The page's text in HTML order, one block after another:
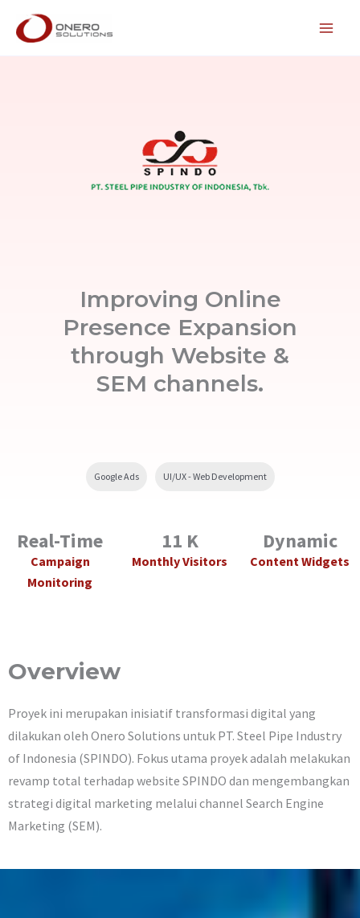
Lewati
Improving Online
Presence Expansion
through Website &
SEM channels.
Google Ads UI/UX - Web Development
Real-Time
Campaign
Monitoring
11 K
Monthly Visitors
Dynamic
Content Widgets
Overview
Proyek ini merupakan inisiatif transformasi digital yang
dilakukan oleh Onero Solutions untuk PT. Steel Pipe Industry
of Indonesia (SPINDO). Fokus utama proyek adalah melakukan
revamp total terhadap website SPINDO dan mengembangkan
strategi digital marketing melalui channel Search Engine
Marketing (SEM).